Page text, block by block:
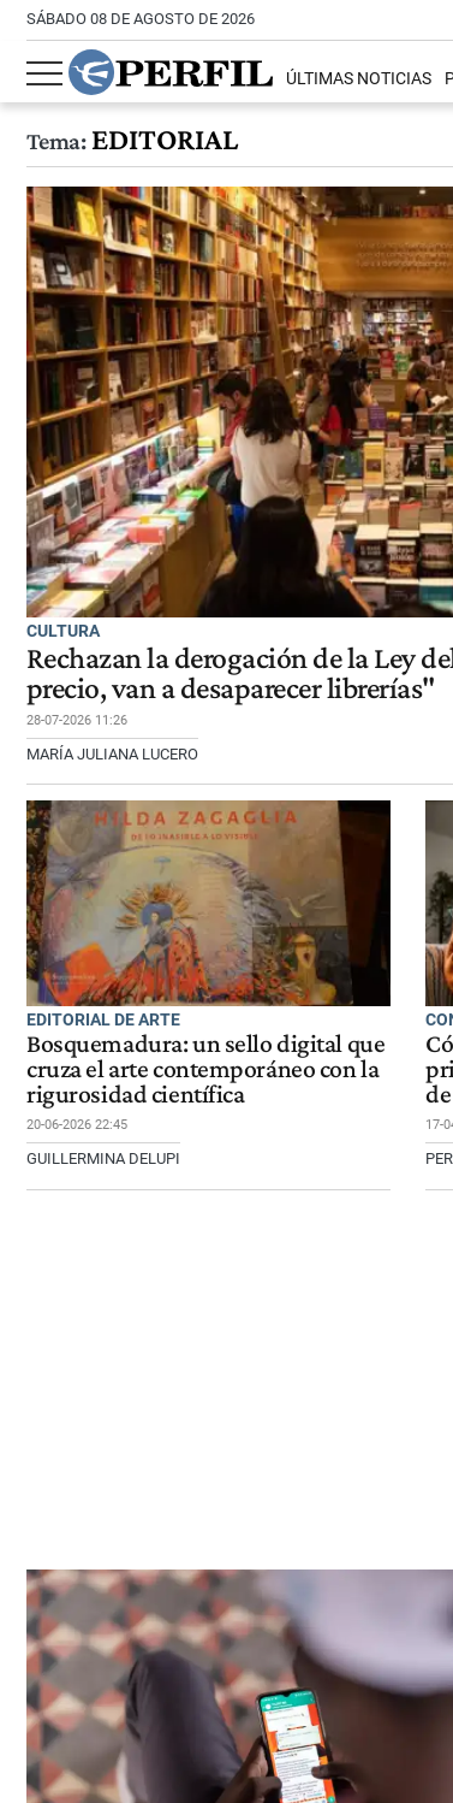
SÁBADO 08 DE AGOSTO DE 2026
ÚLTIMAS NOTICIAS
Tema:EDITORIAL
CULTURA
Rechazan la derogación de la Ley
precio, van a desaparecer librerías"
28-07-2026 11:26
MARÍA JULIANA LUCERO
EDITORIAL DE ARTE
Bosquemadura: un sello digital que
cruza el arte contemporáneo con la
rigurosidad científica
20-06-2026 22:45
GUILLERMINA DELUPI
17-